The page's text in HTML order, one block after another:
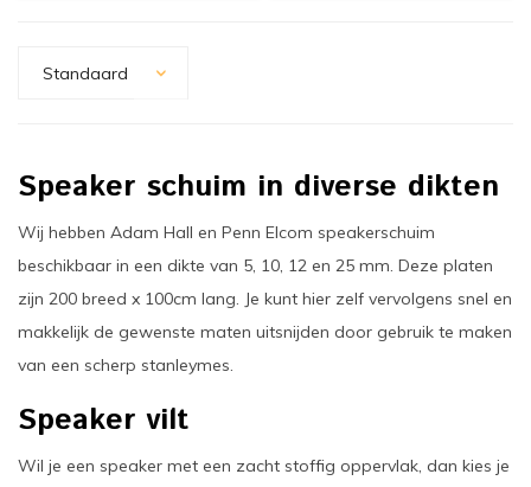
Standaard
Speaker schuim in diverse dikten
Wij hebben Adam Hall en Penn Elcom speakerschuim
beschikbaar in een dikte van 5, 10, 12 en 25 mm. Deze platen
zijn 200 breed x 100cm lang. Je kunt hier zelf vervolgens snel en
makkelijk de gewenste maten uitsnijden door gebruik te maken
van een scherp stanleymes.
Speaker vilt
Wil je een speaker met een zacht stoffig oppervlak, dan kies je